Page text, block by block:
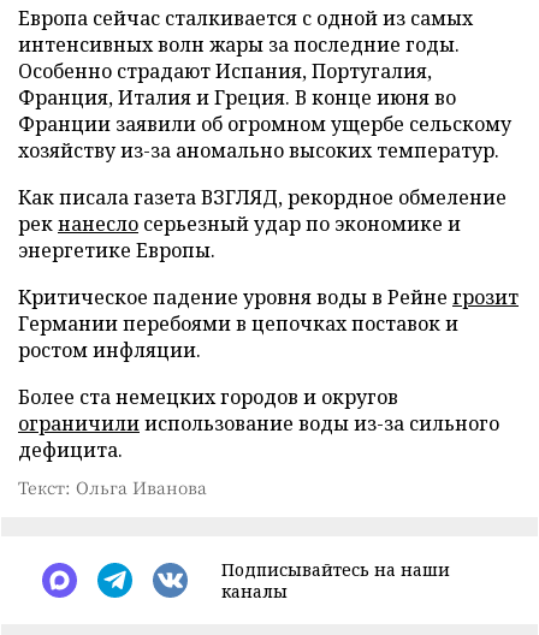
Европа сейчас сталкивается с одной из самых
интенсивных волн жары за последние годы.
Особенно страдают Испания, Португалия,
Франция, Италия и Греция. В конце июня во
Франции заявили об огромном ущербе сельскому
хозяйству из-за аномально высоких температур.
Как писала газета ВЗГЛЯД, рекордное обмеление
рекнанесло серьезный удар по экономике и
энергетике Европы.
Критическое падение уровня воды в Рейне грозит
Германии перебоями в цепочках поставок и
ростом инфляции.
Более ста немецких городов и округов
ограничилииспользование воды из-за сильного
дефицита.
Текст: Ольга Иванова
Подписывайтесь на наши
каналы